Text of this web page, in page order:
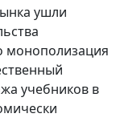
ушли
монополизация
учебников в